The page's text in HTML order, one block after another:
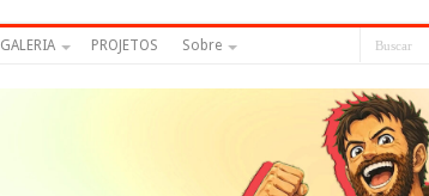
GALERIA PROJETOS Sobre